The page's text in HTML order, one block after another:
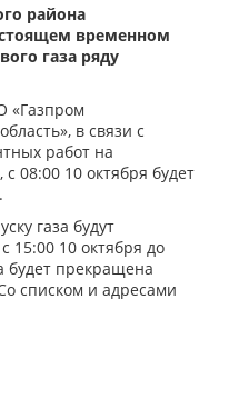
района
временном
газа ряду
«Газпром
в связи с
работ на
08:00 10 октября будет
газа будут
15:00 10 октября до
будет прекращена
списком и адресами